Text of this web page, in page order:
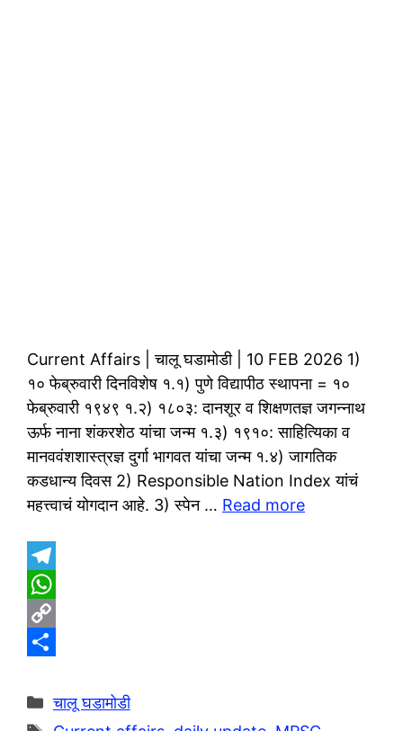
Current Affairs | चालू घडामोडी | 10 FEB 2026 1)
१० फेब्रुवारी दिनविशेष १.१) पुणे विद्यापीठ स्थापना = १०
फेब्रुवारी १९४९ १.२) १८०३: दानशूर व शिक्षणतज्ञ जगन्नाथ
ऊर्फ नाना शंकरशेठ यांचा जन्म १.३) १९१०: साहित्यिका व
मानववंशशास्त्रज्ञ दुर्गा भागवत यांचा जन्म १.४) जागतिक
कडधान्य दिवस 2) Responsible Nation Index यांचं
महत्त्वाचं योगदान आहे. 3) स्पेन … Read more
T
e
g
W
h
t
C
p
h
Categories
चालू घडामोडी